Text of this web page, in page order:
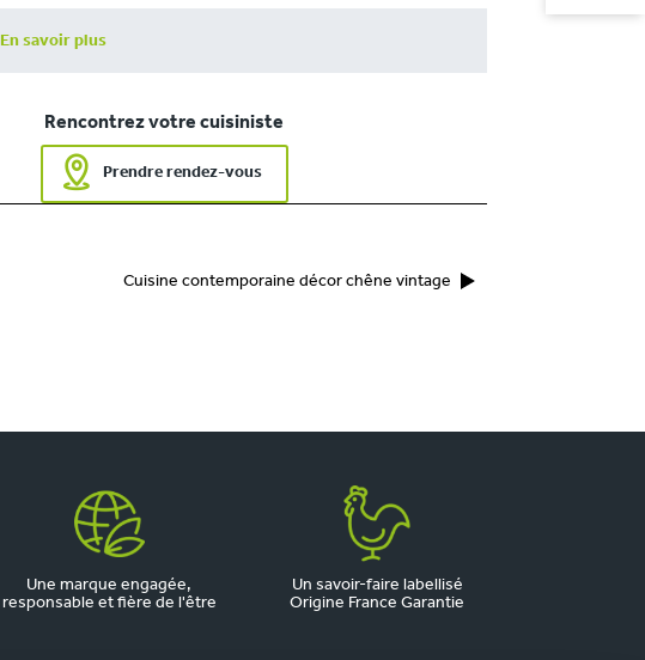
En savoir plus
Rencontrez votre cuisiniste
Prendre rendez-vous
Cuisine contemporaine décor chêne vintage
Une marque engagée,
responsable et fière de l'être
Un savoir-faire labellisé
Origine France Garantie